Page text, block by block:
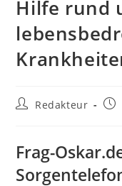
Hilfe rund
Beitrags-
Redakteur
Frag-